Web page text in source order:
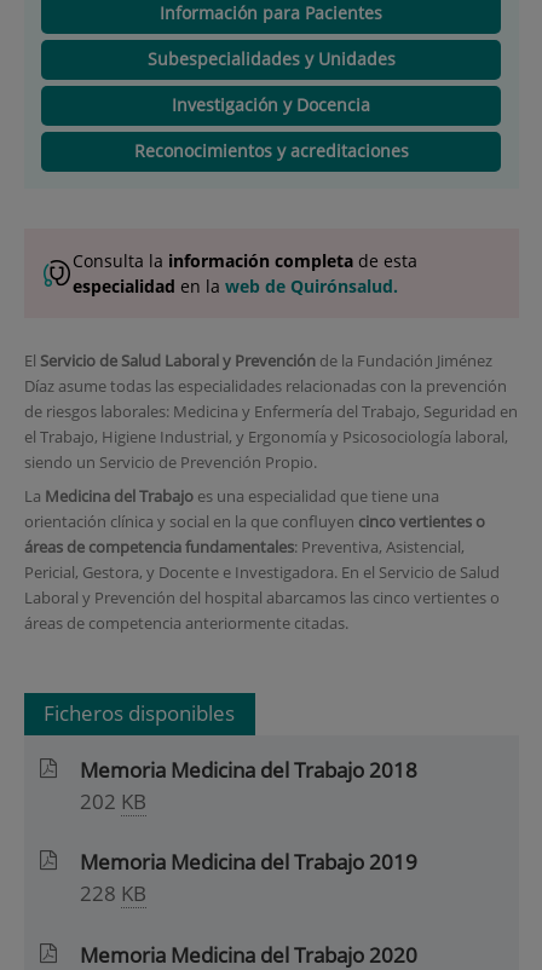
Información para Pacientes
Subespecialidades y Unidades
Investigación y Docencia
Reconocimientos y acreditaciones
Consulta la información completade esta
especialidad en la web de Quirónsalud.
El Servicio de Salud Laboral y Prevenciónde la Fundación Jiménez
Díaz asume todas las especialidades relacionadas con la prevención
de riesgos laborales: Medicina y Enfermería del Trabajo, Seguridad en
el Trabajo, Higiene Industrial, y Ergonomía y Psicosociología laboral,
siendo un Servicio de Prevención Propio.
La Medicina del Trabajoes una especialidad que tiene una
orientación clínica y social en la que confluyen cinco vertientes o
áreas de competencia fundamentales: Preventiva, Asistencial,
Pericial, Gestora, y Docente e Investigadora. En el Servicio de Salud
Laboral y Prevención del hospital abarcamos las cinco vertientes o
áreas de competencia anteriormente citadas.
Ficheros disponibles
Memoria Medicina del Trabajo 2018
202 KB
Memoria Medicina del Trabajo 2019
228 KB
Memoria Medicina del Trabajo 2020